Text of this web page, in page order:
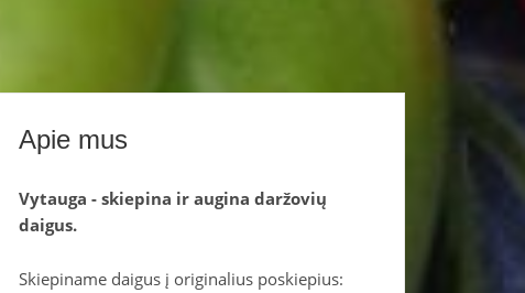
Apie mus
Vytauga - skiepina ir augina daržovių
daigus.
Skiepiname daigus į originalius poskiepius: